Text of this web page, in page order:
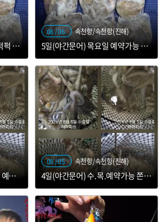
5일(야간문어) 키로 마릿수 퍽퍽 올라옵니다
08 / 06 속천항/속천항(진해)
5일(야간문어) 목요일 예약가능 덩치 잡으로 갑니다
4일(야간문어) 목.토.일.쭉쭉 예약가능 키로 마릿수 퍽퍽
08 / 05 속천항/속천항(진해)
4일(야간문어) 수.목.예약가능 쫀쫀 덩치들 찾으러 고고~